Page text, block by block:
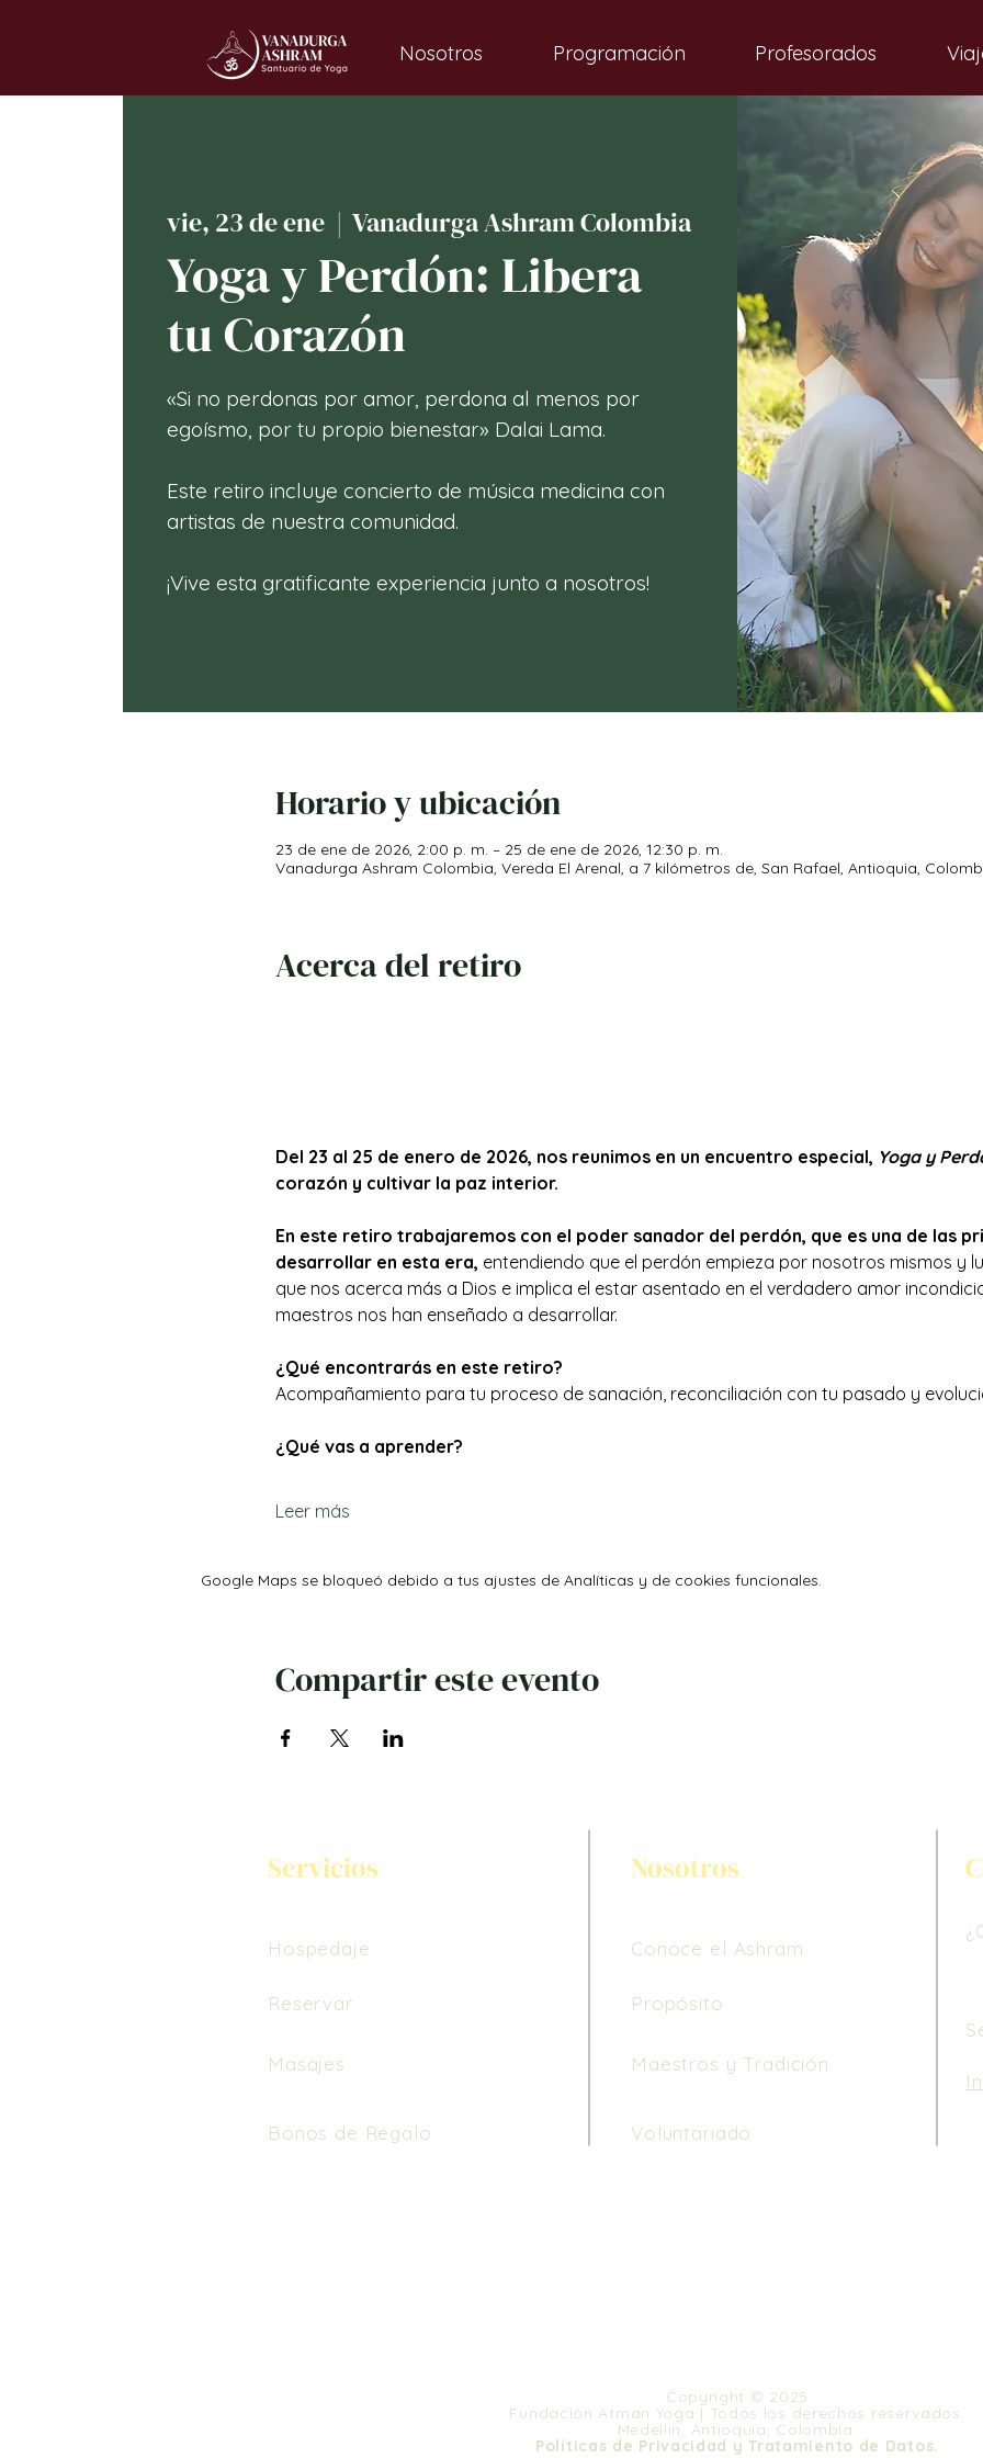
Nosotros Programación Profesorados
vie, 23 de ene
  |
Vanadurga Ashram Colombia
Yoga y Perdón: Libera
tu Corazón
«Si no perdonas por amor, perdona al menos por
egoísmo, por tu propio bienestar» Dalai Lama.
Este retiro incluye concierto de música medicina con
artistas de nuestra comunidad.
¡Vive esta gratificante experiencia junto a nosotros!
Horario y ubicación
23 de ene de 2026, 2:00 p. m. – 25 de ene de 2026, 12:30 p. m.
Vanadurga Ashram Colombia, Vereda El Arenal, a 7 kilómetros de, San Rafael, Antioquia,
Acerca del retiro
Del 23 al 25 de enero de 2026, nos reunimos en un encuentro especial, Yoga y
corazón y cultivar la paz interior.
En este retiro trabajaremos con el poder sanador del perdón, que es una de las
desarrollar en esta era, entendiendo que el perdón empieza por nosotros mismos y
que nos acerca más a Dios e implica el estar asentado en el verdadero amor
maestros nos han enseñado a desarrollar.
¿Qué encontrarás en este retiro?
Acompañamiento para tu proceso de sanación, reconciliación con tu pasado y
¿Qué vas a aprender?
Leer más
Google Maps se bloqueó debido a tus ajustes de Analíticas y de cookies funcionales.
Compartir este evento
Servicios Nosotros
Hospedaje Conoce el Ashram
Propósito
Reservar
Masajes
Bonos de Regalo
Maestros y Tradición
Voluntariado
Copyright © 2025
Fundación Atman Yoga | Todos los derechos reservados.
Medellin, Antioquia, Colombia.
Políticas de Privacidad y Tratamiento de Datos.